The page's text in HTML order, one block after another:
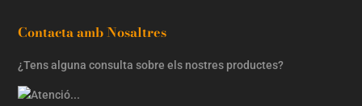
Contacta amb Nosaltres
¿Tens alguna consulta sobre els nostres productes?